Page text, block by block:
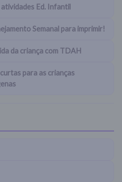
Ed. Infantil
Semanal para imprimir!
da criança com TDAH
para as crianças